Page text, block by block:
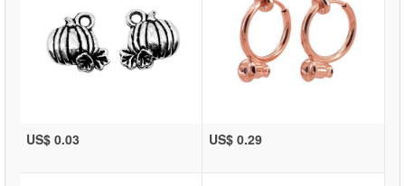
US$ 0.03 US$ 0.29